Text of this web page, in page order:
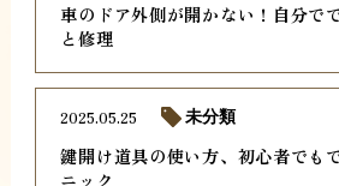
車のドア外側が開かない！自分で
と修理
鍵開け道具の使い方、初心者でも
ニック
2025.05.25 未分類